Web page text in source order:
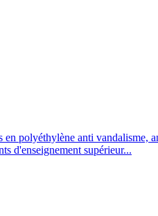
polyéthylène anti vandalisme,
d'enseignement supérieur...